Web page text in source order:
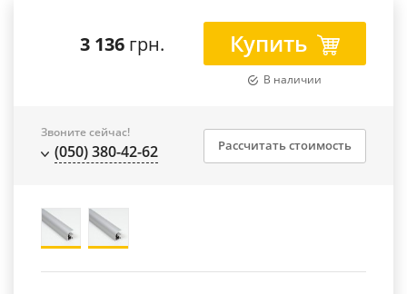
3 136 грн. Купить
В наличии
Звоните сейчас!
(050) 380-42-62 Рассчитать стоимость